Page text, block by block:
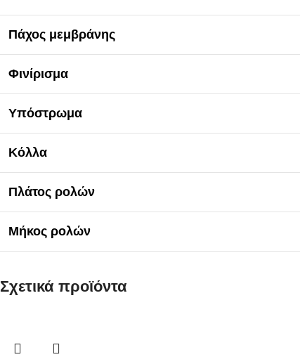
Πάχος μεμβράνης
Φινίρισμα
Υπόστρωμα
Κόλλα
Πλάτος ρολών
Μήκος ρολών
Σχετικά προϊόντα